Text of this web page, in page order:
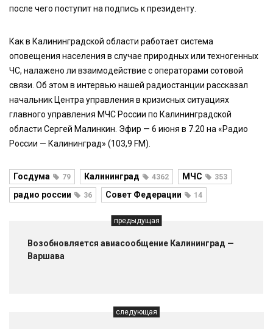
после чего поступит на подпись к президенту.
Как в Калининградской области работает система
оповещения населения в случае природных или техногенных
ЧС, налажено ли взаимодействие с операторами сотовой
связи. Об этом в интервью нашей радиостанции рассказал
начальник Центра управления в кризисных ситуациях
главного управления МЧС России по Калининградской
области Сергей Малинкин. Эфир — 6 июня в 7.20 на «Радио
России — Калининград» (103,9 FM).
Госдума 79 Калининград 4362 МЧС 353
радио россии 36 Совет Федерации 14
предыдущая
Возобновляется авиасообщение Калининград —
Варшава
следующая